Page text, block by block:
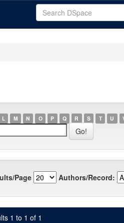
L M N O P Q R S T U
Page Authors/Record:
1 to 1 of 1